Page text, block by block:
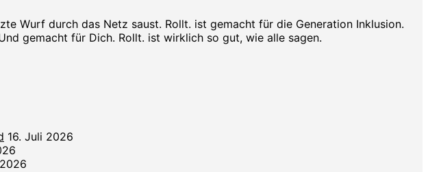
Wurf durch das Netz saust. Rollt. ist gemacht für die Generation Inklusion.
gemacht für Dich. Rollt. ist wirklich so gut, wie alle sagen.
16. Juli 2026